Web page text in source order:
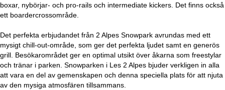
boxar, nybörjar- och pro-rails och intermediate kickers. Det finns också
ett boardercrossområde.
Det perfekta erbjudandet från 2 Alpes Snowpark avrundas med ett
mysigt chill-out-område, som ger det perfekta ljudet samt en generös
grill. Besökarområdet ger en optimal utsikt över åkarna som freestylar
och tränar i parken. Snowparken i Les 2 Alpes bjuder verkligen in alla
att vara en del av gemenskapen och denna speciella plats för att njuta
av den mysiga atmosfären tillsammans.